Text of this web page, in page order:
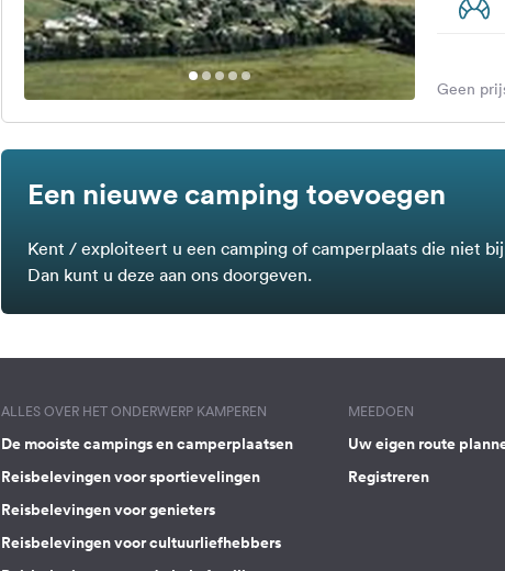
Geen
Een nieuwe camping toevoegen
Kent / exploiteert u een camping of camperplaats die niet
Dan kunt u deze aan ons doorgeven.
ALLES OVER HET ONDERWERP KAMPEREN
De mooiste campings en camperplaatsen
Reisbelevingen voor sportievelingen
Reisbelevingen voor genieters
Reisbelevingen voor cultuurliefhebbers
MEEDOEN
Uw eigen route
Registreren